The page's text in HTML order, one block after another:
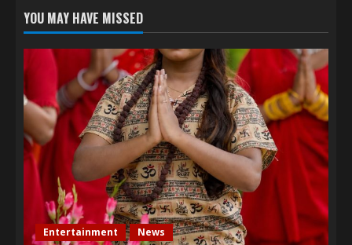
YOU MAY HAVE MISSED
Entertainment News